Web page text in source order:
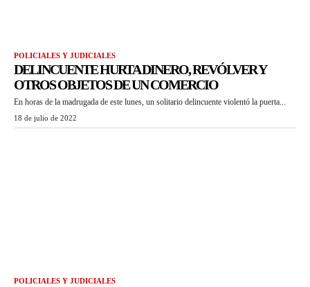
POLICIALES Y JUDICIALES
DELINCUENTE HURTA DINERO, REVÓLVER Y
OTROS OBJETOS DE UN COMERCIO
En horas de la madrugada de este lunes, un solitario delincuente violentó la puerta...
18 de julio de 2022
POLICIALES Y JUDICIALES